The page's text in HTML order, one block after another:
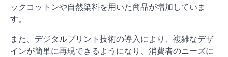
ックコットンや自然染料を用いた商品が増加していま
す。
また、デジタルプリント技術の導入により、複雑なデザ
インが簡単に再現できるようになり、消費者のニーズに